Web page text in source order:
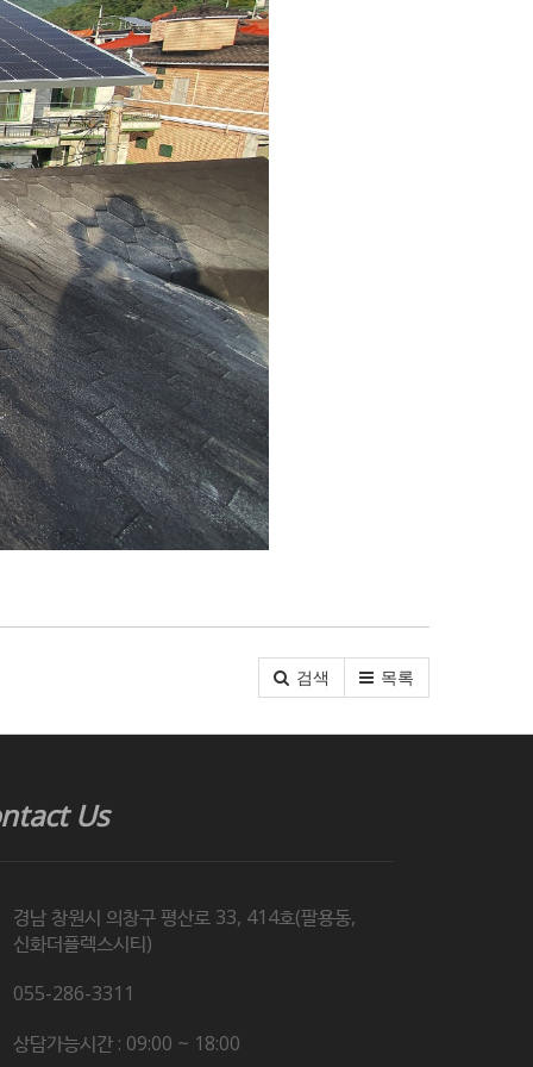
검색 목록
Us
경남 창원시 의창구 평산로 33, 414호(팔용동,
신화더플렉스시티)
055-286-3311
상담가능시간 : 09:00 ~ 18:00